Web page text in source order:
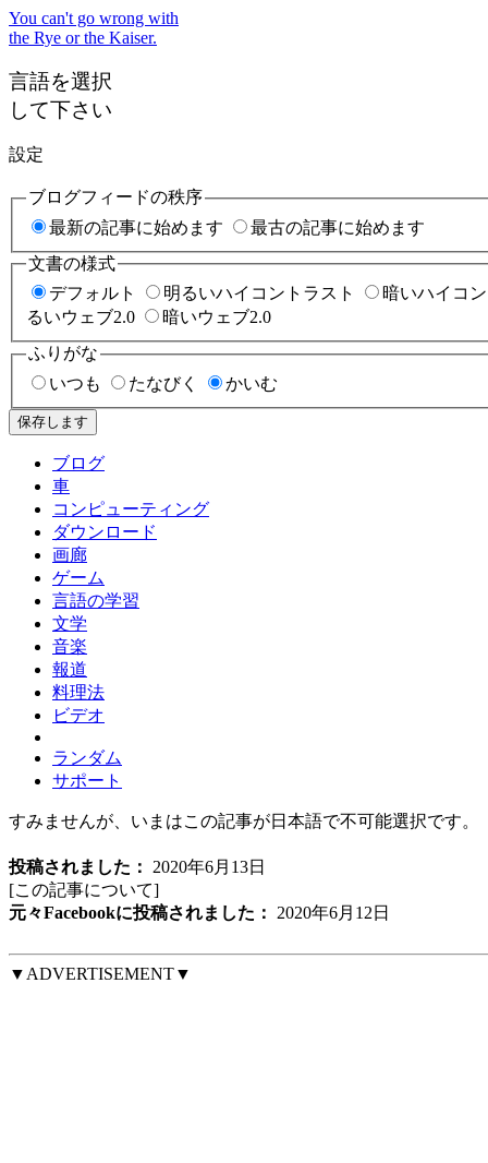
You can't go wrong with
the Rye or the Kaiser.
言語を選択
して下さい
設定
ブログフィードの秩序
最新の記事に始めます
最古の記事に始めます
文書の様式
デフォルト
明るいハイコントラスト
暗いハイコ
るいウェブ2.0
暗いウェブ2.0
ふりがな
いつも
たなびく かいむ
保存します
ブログ
車
コンピューティング
ダウンロード
画廊
ゲーム
言語の学習
文学
音楽
報道
料理法
ビデオ
ランダム
サポート
すみませんが、いまはこの記事が日本語で不可能選択です。
投稿されました：
2020年6月13日
[この記事について]
元々Facebookに投稿されました：
2020年6月12日
▼ADVERTISEMENT▼